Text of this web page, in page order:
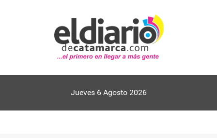
Jueves 6 Agosto 2026